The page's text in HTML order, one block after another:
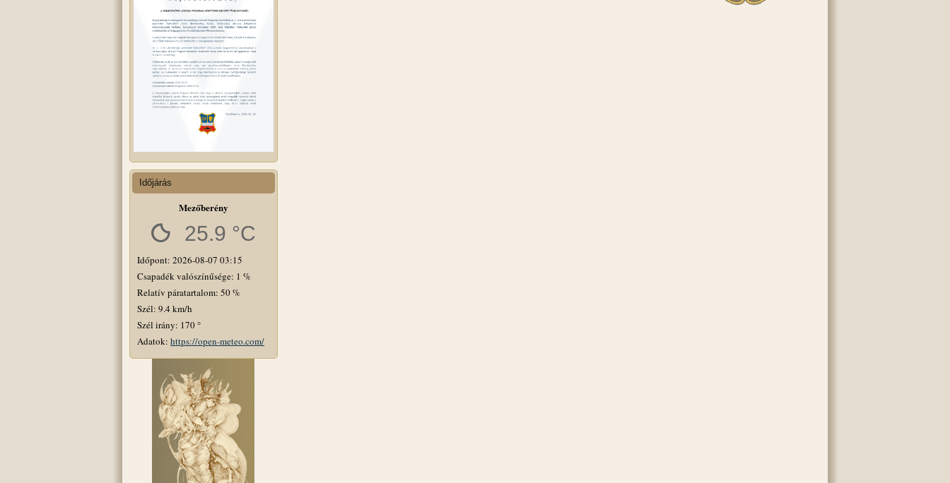
Időjárás
Mezőberény
25.9 °C
Időpont: 2026-08-07 03:15
Csapadék valószínűsége: 1 %
Relatív páratartalom: 50 %
Szél: 9.4 km/h
Szél irány: 170 °
Adatok: https://open-meteo.com/